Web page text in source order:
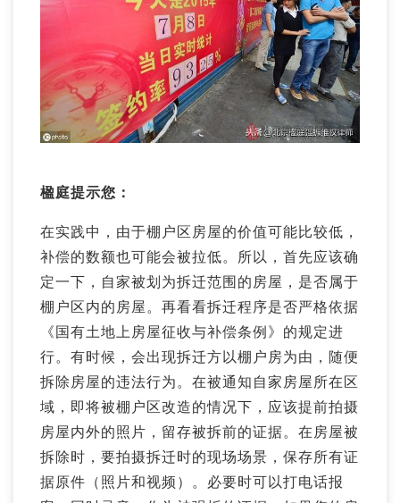
楹庭提示您：
在实践中，由于棚户区房屋的价值可能比较低，
补偿的数额也可能会被拉低。所以，首先应该确
定一下，自家被划为拆迁范围的房屋，是否属于
棚户区内的房屋。再看看拆迁程序是否严格依据
《国有土地上房屋征收与补偿条例》的规定进
行。有时候，会出现拆迁方以棚户房为由，随便
拆除房屋的违法行为。在被通知自家房屋所在区
域，即将被棚户区改造的情况下，应该提前拍摄
房屋内外的照片，留存被拆前的证据。在房屋被
拆除时，要拍摄拆迁时的现场场景，保存所有证
据原件（照片和视频）。必要时可以打电话报